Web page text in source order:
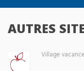
AUTRES
Village